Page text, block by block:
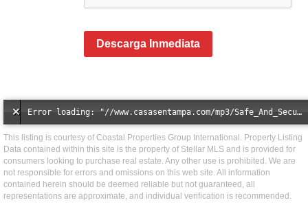
Descarga Inmediata
Error loading: "//www.casasentampa.com/mp3/Safe_And_Secure_full_mix_mp3.mp3"
This listing is courtesy of Coastal Properties Group International. Property Listing
Data contained within this site is the property of Stellar MLS and is provided for
consumers looking to purchase real estate. Any other use is prohibited. We are
not responsible for errors and omissions on this web site. All information
contained herein should be deemed reliable but not guaranteed, all
representations are approximate, and individual verification is recommended.